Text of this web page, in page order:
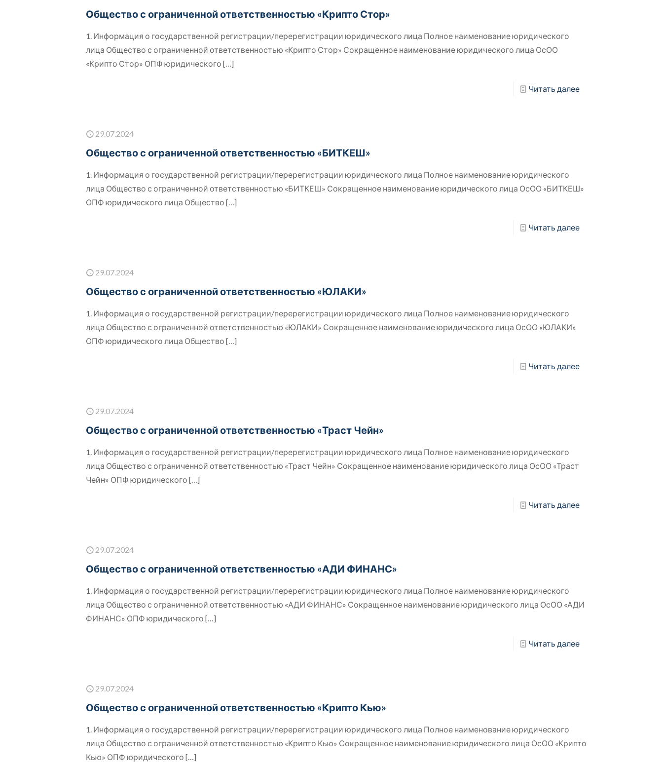
Общество с ограниченной ответственностью «Крипто Стор»
1. Информация о государственной регистрации/перерегистрации юридического лица Полное наименование юридического
лица Общество с ограниченной ответственностью «Крипто Стор» Сокращенное наименование юридического лица ОсОО
«Крипто Стор» ОПФ юридического […]
Читать далее
29.07.2024
Общество с ограниченной ответственностью «БИТКЕШ»
1. Информация о государственной регистрации/перерегистрации юридического лица Полное наименование юридического
лица Общество с ограниченной ответственностью «БИТКЕШ» Сокращенное наименование юридического лица ОсОО «БИТКЕШ»
ОПФ юридического лица Общество […]
Читать далее
29.07.2024
Общество с ограниченной ответственностью «ЮЛАКИ»
1. Информация о государственной регистрации/перерегистрации юридического лица Полное наименование юридического
лица Общество с ограниченной ответственностью «ЮЛАКИ» Сокращенное наименование юридического лица ОсОО «ЮЛАКИ»
ОПФ юридического лица Общество […]
Читать далее
29.07.2024
Общество с ограниченной ответственностью «Траст Чейн»
1. Информация о государственной регистрации/перерегистрации юридического лица Полное наименование юридического
лица Общество с ограниченной ответственностью «Траст Чейн» Сокращенное наименование юридического лица ОсОО «Траст
Чейн» ОПФ юридического […]
Читать далее
29.07.2024
Общество с ограниченной ответственностью «АДИ ФИНАНС»
1. Информация о государственной регистрации/перерегистрации юридического лица Полное наименование юридического
лица Общество с ограниченной ответственностью «АДИ ФИНАНС» Сокращенное наименование юридического лица ОсОО «АДИ
ФИНАНС» ОПФ юридического […]
Читать далее
29.07.2024
Общество с ограниченной ответственностью «Крипто Кью»
1. Информация о государственной регистрации/перерегистрации юридического лица Полное наименование юридического
лица Общество с ограниченной ответственностью «Крипто Кью» Сокращенное наименование юридического лица ОсОО «Крипто
Кью» ОПФ юридического […]